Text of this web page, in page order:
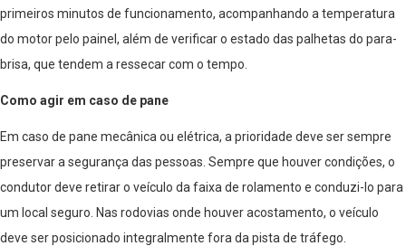
primeiros minutos de funcionamento, acompanhando a temperatura
do motor pelo painel, além de verificar o estado das palhetas do para-
brisa, que tendem a ressecar com o tempo.
Como agir em caso de pane
Em caso de pane mecânica ou elétrica, a prioridade deve ser sempre
preservar a segurança das pessoas. Sempre que houver condições, o
condutor deve retirar o veículo da faixa de rolamento e conduzi-lo para
um local seguro. Nas rodovias onde houver acostamento, o veículo
deve ser posicionado integralmente fora da pista de tráfego.